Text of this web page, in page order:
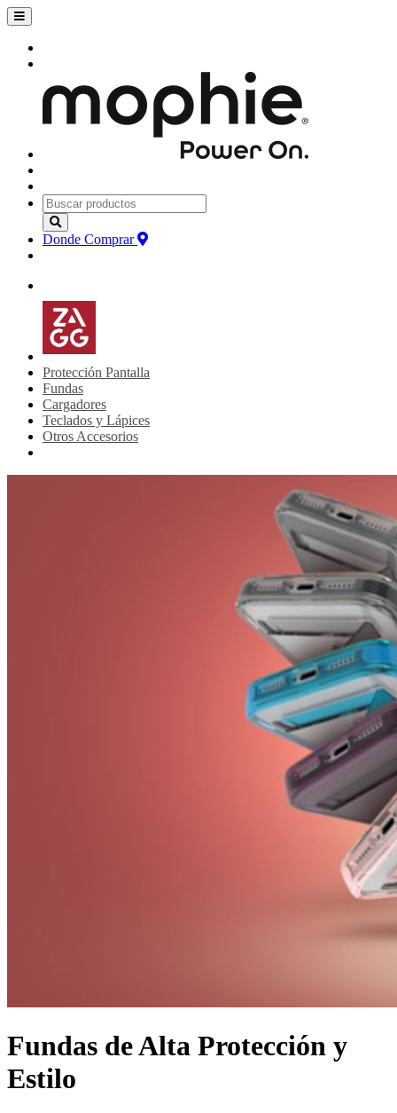
Donde Comprar
Protección Pantalla
Fundas
Cargadores
Teclados y Lápices
Otros Accesorios
Fundas de Alta Protección y
Estilo